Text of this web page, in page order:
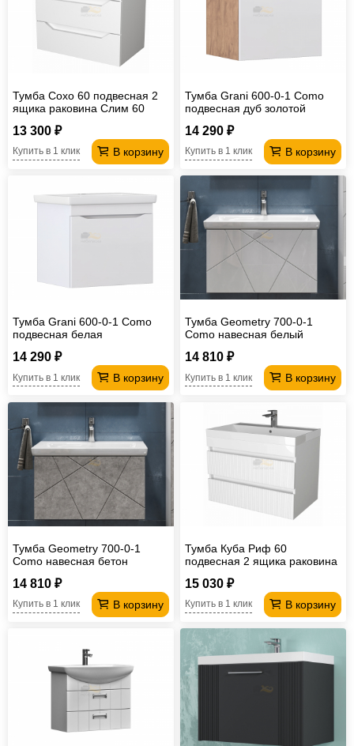
Тумба Сохо 60 подвесная 2
ящика раковина Слим 60
13 300 ₽
В корзину
Купить в 1 клик
Тумба Grani 600-0-1 Como
подвесная дуб золотой
14 290 ₽
В корзину
Купить в 1 клик
Тумба Grani 600-0-1 Como
подвесная белая
14 290 ₽
В корзину
Купить в 1 клик
Тумба Geometry 700-0-1
Como навесная белый
14 810 ₽
В корзину
Купить в 1 клик
Тумба Geometry 700-0-1
Como навесная бетон
14 810 ₽
В корзину
Купить в 1 клик
Тумба Куба Риф 60
подвесная 2 ящика раковина
15 030 ₽
В корзину
Купить в 1 клик